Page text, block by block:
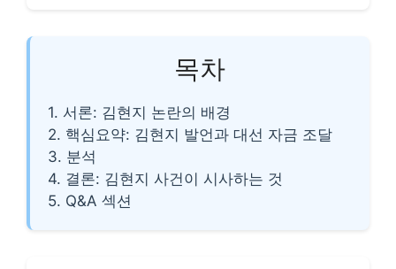
목차
1. 서론: 김현지 논란의 배경
2. 핵심요약: 김현지 발언과 대선 자금 조달
3. 분석
4. 결론: 김현지 사건이 시사하는 것
5. Q&A 섹션